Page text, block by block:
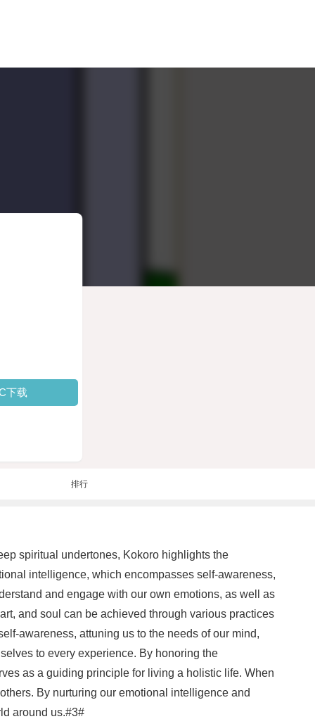
下载
排行
spiritual undertones, Kokoro highlights the
intelligence, which encompasses self-awareness,
and engage with our own emotions, as well as
and soul can be achieved through various practices
awareness, attuning us to the needs of our mind,
to every experience. By honoring the
as a guiding principle for living a holistic life. When
By nurturing our emotional intelligence and
around us.#3#